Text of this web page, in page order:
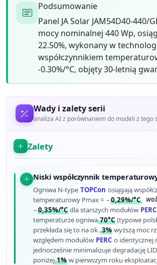
Podsumowanie
Panel JA Solar JAM54D40-440/
mocy nominalnej 440 Wp,
22.50%, wykonany w
współczynnikiem
-0.30%/°C, objęty 30-letnią
Wady i zalety serii
analiza AI z porównaniem do modeli z tego
Zalety
Niski współczynnik
Ogniwa N-type TOPCon osiągają
temperaturowy Pmax = −0,29%/°C,
−0,35%/°C dla starszych modułów PERC
temperaturze ogniwa70°C (typowe
przekłada się to na ok.3% wyższą moc
względem modułów PERC o identycznej
jednocześnie minimalizuje degradację
poniżej1% w pierwszym roku